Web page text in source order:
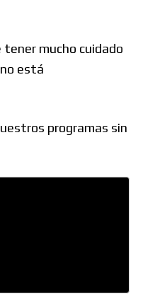
mucho cuidado
está
programas sin